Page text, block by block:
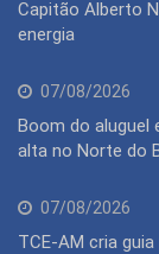
Capitão Alberto
energia
07/08/2026
Boom do aluguel
alta no Norte do
07/08/2026
TCE-AM cria